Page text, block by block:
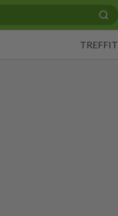
TREFFIT